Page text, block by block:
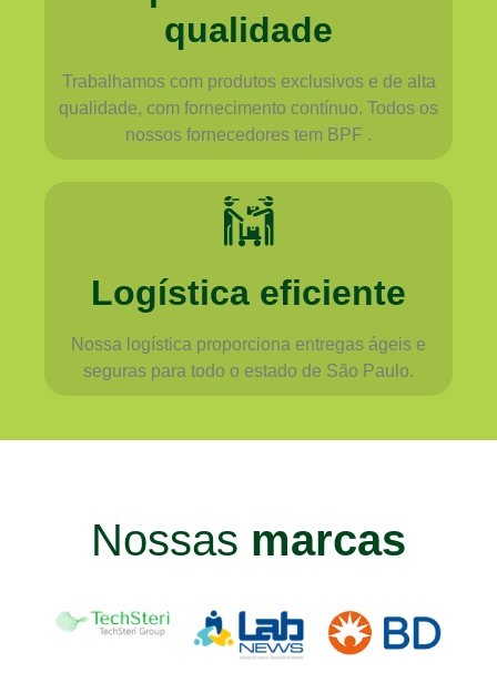
qualidade
Trabalhamos com produtos exclusivos e de alta
qualidade, com fornecimento contínuo. Todos os
nossos fornecedores tem BPF .
Logística eficiente
Nossa logística proporciona entregas ágeis e
seguras para todo o estado de São Paulo.
Nossas marcas